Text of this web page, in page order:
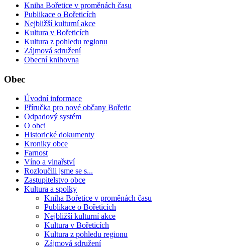
Kniha Bořetice v proměnách času
Publikace o Bořeticích
Nejbližší kulturní akce
Kultura v Bořeticích
Kultura z pohledu regionu
Zájmová sdružení
Obecní knihovna
Obec
Úvodní informace
Příručka pro nové občany Bořetic
Odpadový systém
O obci
Historické dokumenty
Kroniky obce
Farnost
Víno a vinařství
Rozloučili jsme se s...
Zastupitelstvo obce
Kultura a spolky
Kniha Bořetice v proměnách času
Publikace o Bořeticích
Nejbližší kulturní akce
Kultura v Bořeticích
Kultura z pohledu regionu
Zájmová sdružení